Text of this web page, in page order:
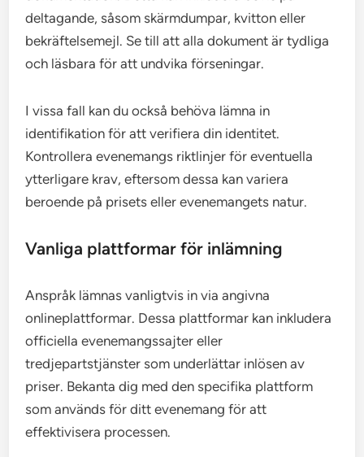
deltagande, såsom skärmdumpar, kvitton eller
bekräftelsemejl. Se till att alla dokument är tydliga
och läsbara för att undvika förseningar.
I vissa fall kan du också behöva lämna in
identifikation för att verifiera din identitet.
Kontrollera evenemangs riktlinjer för eventuella
ytterligare krav, eftersom dessa kan variera
beroende på prisets eller evenemangets natur.
Vanliga plattformar för inlämning
Anspråk lämnas vanligtvis in via angivna
onlineplattformar. Dessa plattformar kan inkludera
officiella evenemangssajter eller
tredjepartstjänster som underlättar inlösen av
priser. Bekanta dig med den specifika plattform
som används för ditt evenemang för att
effektivisera processen.